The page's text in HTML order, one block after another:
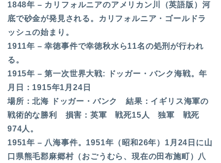
1848年 – カリフォルニアのアメリカン川（英語版）河
底で砂金が発見される。カリフォルニア・ゴールドラ
ッシュの始まり。
1911年 – 幸徳事件で幸徳秋水ら11名の処刑が行われ
る。
1915年 – 第一次世界大戦: ドッガー・バンク海戦。年
月日：1915年1月24日
場所：北海 ドッガー・バンク 結果：イギリス海軍の
戦術的な勝利 損害：英軍 戦死15人 独軍 戦死
974人。
1951年 – 八海事件。1951年（昭和26年）1月24日に山
口県熊毛郡麻郷村（おごうむら、現在の田布施町）八